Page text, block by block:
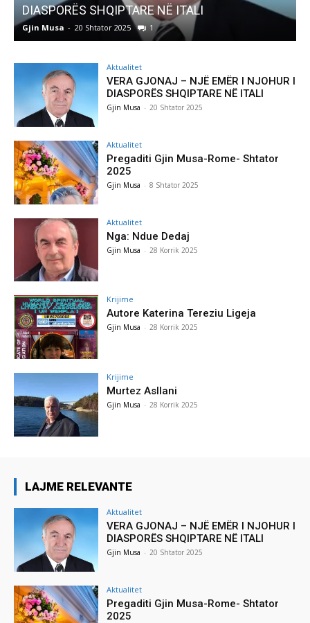
Pregaditi Gjin Musa-Rome- Shtator 2025
Gjin Musa 8 Shtator 2025 0
Aktualitet
VERA GJONAJ – NJË EMËR I NJOHUR I
DIASPORËS SHQIPTARE NË ITALI
Gjin Musa - 20 Shtator 2025
Aktualitet
Pregaditi Gjin Musa-Rome- Shtator
2025
Gjin Musa - 8 Shtator 2025
Aktualitet
Nga: Ndue Dedaj
Gjin Musa - 28 Korrik 2025
Krijime
Autore Katerina Tereziu Ligeja
Gjin Musa - 28 Korrik 2025
Krijime
Murtez Asllani
Gjin Musa - 28 Korrik 2025
LAJME RELEVANTE
Aktualitet
VERA GJONAJ – NJË EMËR I NJOHUR I
DIASPORËS SHQIPTARE NË ITALI
Gjin Musa - 20 Shtator 2025
Aktualitet
Pregaditi Gjin Musa-Rome- Shtator
2025